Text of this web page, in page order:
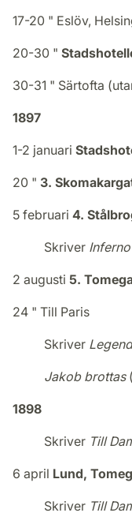
17-20 " Eslöv,
20-30 "
30-31 " Särtofta
1897
1-2 januari
20 " 3.
5 februari 4.
Skriver Inferno
2 augusti 5.
24 " Till Paris
Skriver
Jakob brottas
1898
Skriver Till
6 april Lund,
Skriver Till